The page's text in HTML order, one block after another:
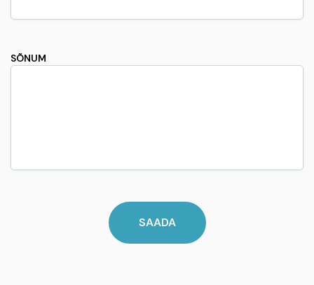
SÕNUM